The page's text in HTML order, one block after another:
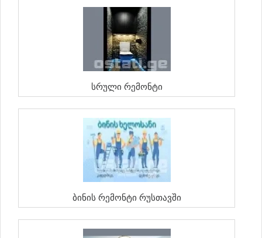
Სრული Რემონტი
Ბინის Რემონტი Რუსთავში